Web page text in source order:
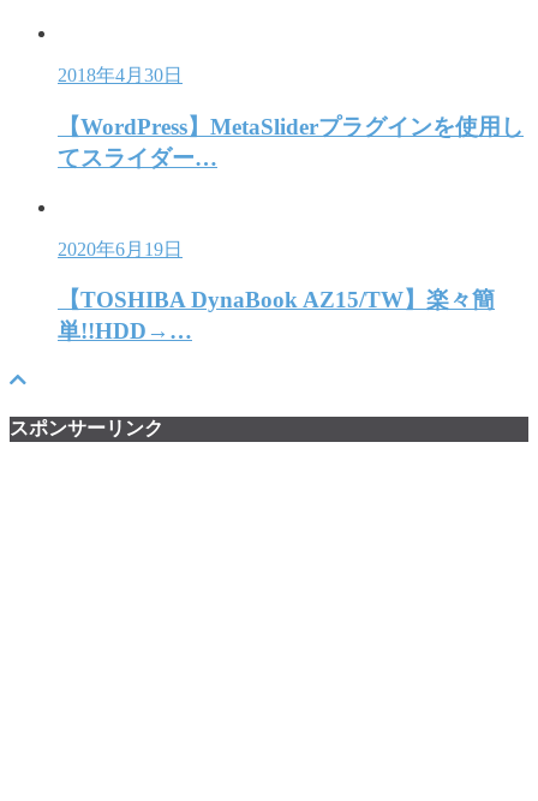
2018年4月30日
【WordPress】MetaSliderプラグインを使用し
てスライダー…
2020年6月19日
【TOSHIBA DynaBook AZ15/TW】楽々簡
単!!HDD→…
スポンサーリンク